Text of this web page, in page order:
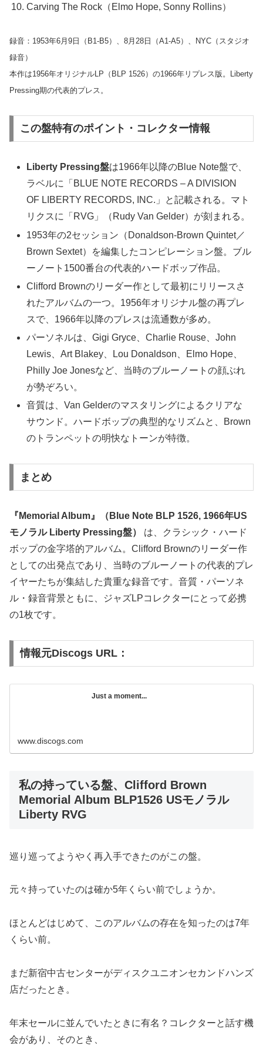
Carving The Rock（Elmo Hope, Sonny Rollins）
録音：1953年6月9日（B1-B5）、8月28日（A1-A5）、NYC（スタジオ
録音）
本作は1956年オリジナルLP（BLP 1526）の1966年リプレス版。Liberty
Pressing期の代表的プレス。
この盤特有のポイント・コレクター情報
Liberty Pressing盤は1966年以降のBlue Note盤で、
ラベルに「BLUE NOTE RECORDS – A DIVISION
OF LIBERTY RECORDS, INC.」と記載される。マト
リクスに「RVG」（Rudy Van Gelder）が刻まれる。
1953年の2セッション（Donaldson-Brown Quintet／
Brown Sextet）を編集したコンピレーション盤。ブル
ーノート1500番台の代表的ハードボップ作品。
Clifford Brownのリーダー作として最初にリリースさ
れたアルバムの一つ。1956年オリジナル盤の再プレ
スで、1966年以降のプレスは流通数が多め。
パーソネルは、Gigi Gryce、Charlie Rouse、John
Lewis、Art Blakey、Lou Donaldson、Elmo Hope、
Philly Joe Jonesなど、当時のブルーノートの顔ぶれ
が勢ぞろい。
音質は、Van Gelderのマスタリングによるクリアな
サウンド。ハードボップの典型的なリズムと、Brown
のトランペットの明快なトーンが特徴。
まとめ
『Memorial Album』（Blue Note BLP 1526, 1966年US
モノラル Liberty Pressing盤）
は、クラシック・ハード
ボップの金字塔的アルバム。Clifford Brownのリーダー作
としての出発点であり、当時のブルーノートの代表的プレ
イヤーたちが集結した貴重な録音です。音質・パーソネ
ル・録音背景ともに、ジャズLPコレクターにとって必携
の1枚です。
情報元Discogs URL：
Just a moment...
www.discogs.com
私の持っている盤、Clifford Brown
Memorial Album BLP1526 USモノラル
Liberty RVG
巡り巡ってようやく再入手できたのがこの盤。
元々持っていたのは確か5年くらい前でしょうか。
ほとんどはじめて、このアルバムの存在を知ったのは7年
くらい前。
まだ新宿中古センターがディスクユニオンセカンドハンズ
店だったとき。
年末セールに並んでいたときに有名？コレクターと話す機
会があり、そのとき、